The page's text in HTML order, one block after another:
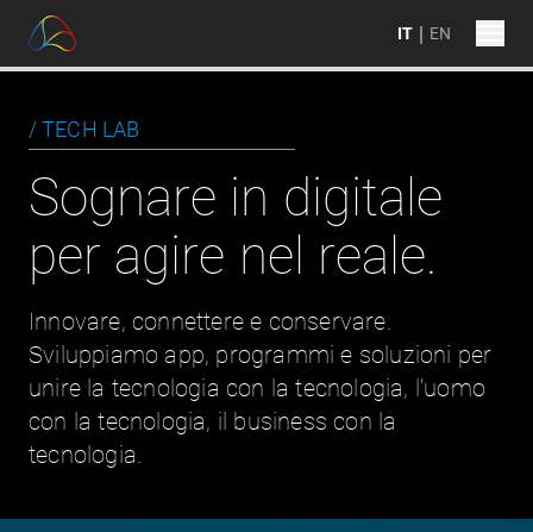
IT | EN
IL GRUPPO
VISION
PEOPLE
TECHNOLOGY LAB
TELCO OPERATOR
PAYMENT INSTITUTE
ETS
OVERVIEW
DIGITAL MARKETING E COMUNICAZIONE
SERVIZI DI PAGAMENTO
SERVIZI DI MOBILITÀ
SERVIZI DI MESSAGGISTICA AZIENDALE
TERMINALI POS
SOSTENIBILITÀ
RESPONSABILITÀ SOCIALE
RESPONSABILITÀ AMBIENTALE
RESPONSABILITÀ ETICA
CHI SIAMO
COSA FACCIAMO
SOSTENIBILITÀ
CLIENTI
CARRIERE
CONTATTI
/ TECH LAB
Sognare in digitale
per agire nel reale.
Innovare, connettere e conservare.
Sviluppiamo app, programmi e soluzioni per
unire la tecnologia con la tecnologia, l’uomo
con la tecnologia, il business con la
tecnologia.